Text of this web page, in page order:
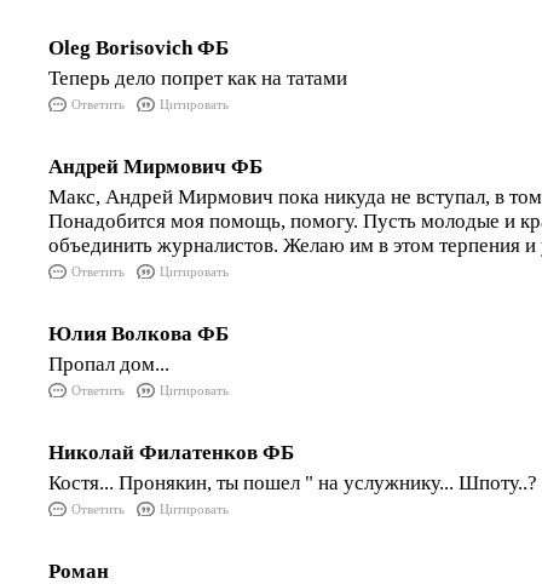
Oleg Borisovich ФБ
Теперь дело попрет как на татами
Ответить Цитировать
Андрей Мирмович ФБ
Макс, Андрей Мирмович пока никуда не вступал, в
Понадобится моя помощь, помогу. Пусть молодые и
объединить журналистов. Желаю им в этом терпения и
Ответить Цитировать
Юлия Волкова ФБ
Пропал дом...
Ответить Цитировать
Николай Филатенков ФБ
Костя... Пронякин, ты пошел " на услужнику... Шпоту..?
Ответить Цитировать
Роман